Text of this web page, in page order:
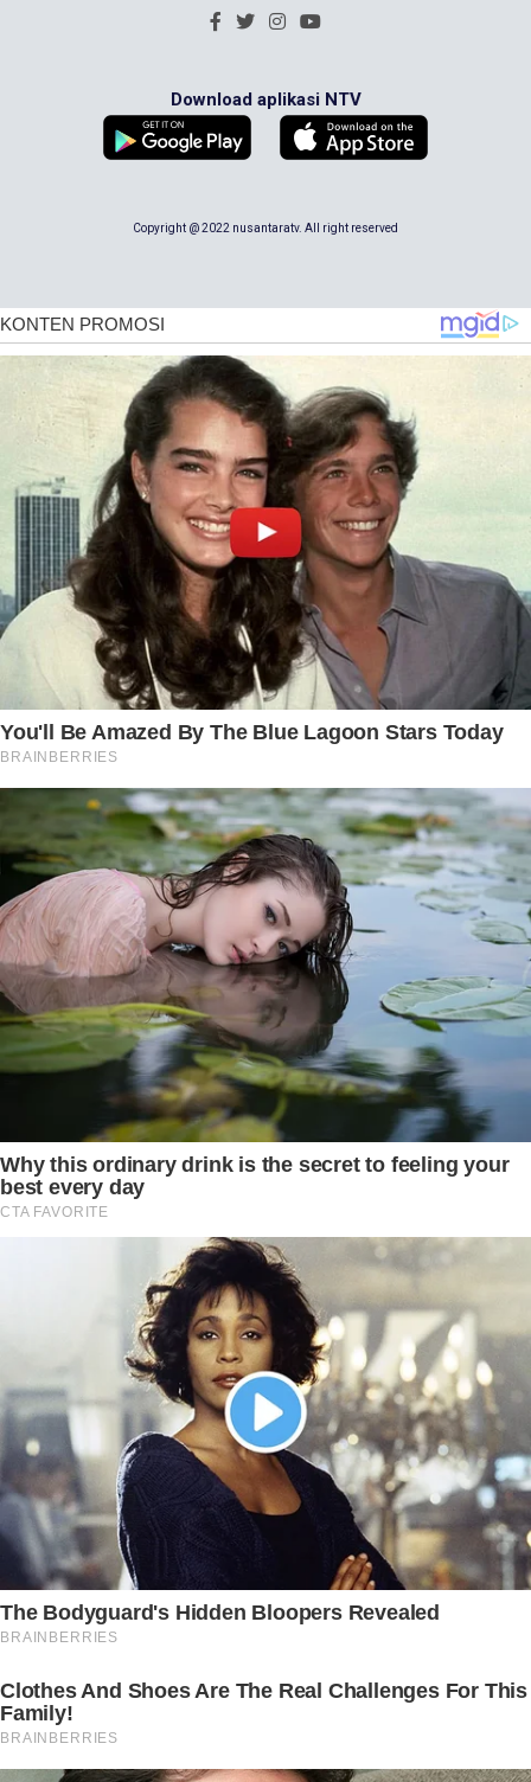
Download aplikasi NTV
Copyright @ 2022 nusantaratv. All right reserved